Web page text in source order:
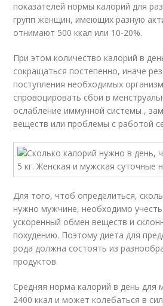
показателей нормы калорий для
групп женщин, имеющих разную
отнимают 500 ккал или 10-20%.
При этом количество калорий в
сокращаться постепенно, иначе
поступления необходимых
спровоцировать сбои в
ослабление иммунной системы ,
веществ или проблемы с работой
Для того, чтоб определиться,
нужно мужчине, необходимо
ускоренный обмен веществ и
похудению. Поэтому диета для
рода должна состоять из
продуктов.
Средняя норма калорий в день для
2400 ккал и может колебаться в